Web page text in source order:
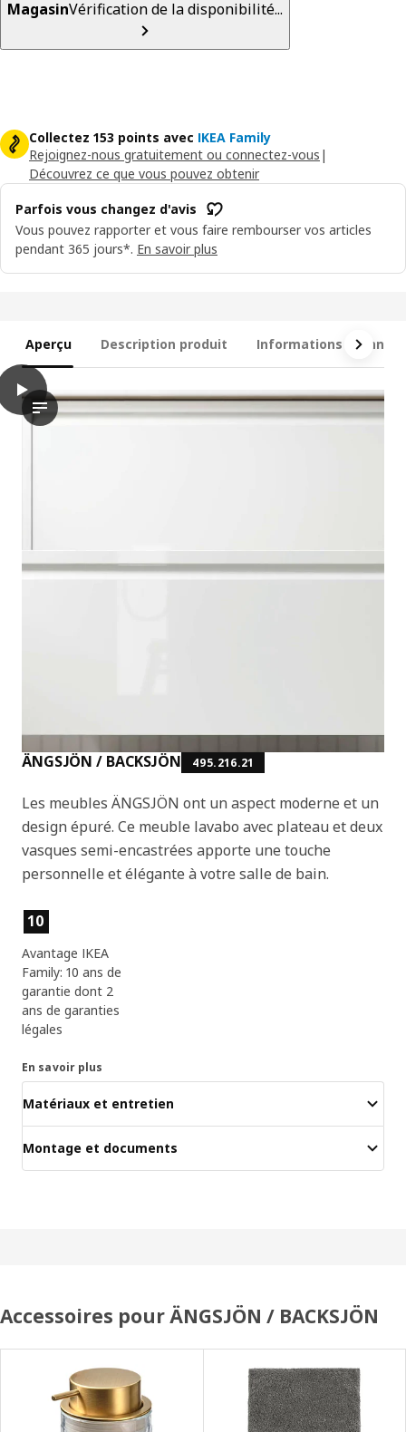
MagasinVérification de la disponibilité...
Collectez 153 points avec IKEA Family
Rejoignez-nous gratuitement ou connectez-vous |
Découvrez ce que vous pouvez obtenir
Parfois vous changez d'avis
Vous pouvez rapporter et vous faire rembourser vos articles
pendant 365 jours*. En savoir plus
Aperçu Description produit Informations
ÄNGSJÖN / BACKSJÖN 495.216.21
Les meubles ÄNGSJÖN ont un aspect moderne et un
design épuré. Ce meuble lavabo avec plateau et deux
vasques semi-encastrées apporte une touche
personnelle et élégante à votre salle de bain.
Caractéristiques du produit
10
Avantage IKEA
Family: 10 ans de
garantie dont 2
ans de garanties
légales
En savoir plus
Matériaux et entretien
Montage et documents
play
La vidéo présente un processus d’assemblage étape par
ÄNGSJÖN / BACKSJÖN Meuble av tiroirs/vasque/mitigeurs,
Accessoires pour ÄNGSJÖN / BACKSJÖN